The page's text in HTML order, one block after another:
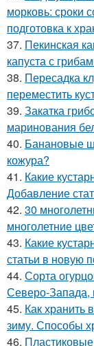
морковь: сроки
подготовка к
37. Пекинская
капуста с
38. Пересадка
переместить
39. Закатка
маринования
40. Банановые
кожура?
41. Какие
Добавление
42. 30
многолетние
43. Какие
статьи в новую
44. Сорта
Северо-Запада,
45. Как хранить
зиму. Способы
46.